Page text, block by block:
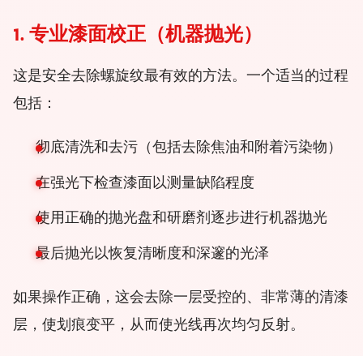
1. 专业漆面校正（机器抛光）
这是安全去除螺旋纹最有效的方法。一个适当的过程
包括：
彻底清洗和去污（包括去除焦油和附着污染物）
在强光下检查漆面以测量缺陷程度
使用正确的抛光盘和研磨剂逐步进行机器抛光
最后抛光以恢复清晰度和深邃的光泽
如果操作正确，这会去除一层受控的、非常薄的清漆
层，使划痕变平，从而使光线再次均匀反射。